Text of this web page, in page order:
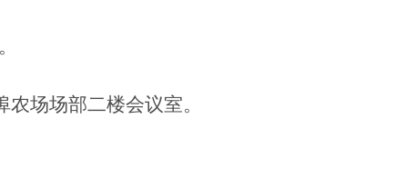
农场场部二楼会议室。